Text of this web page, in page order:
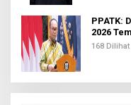
PPATK:
2026
168 Dilihat